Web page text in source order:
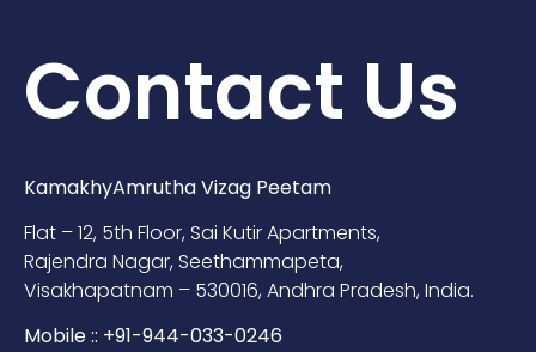
Contact Us
KamakhyAmrutha Vizag Peetam
Flat – 12, 5th Floor, Sai Kutir Apartments,
Rajendra Nagar, Seethammapeta,
Visakhapatnam – 530016, Andhra Pradesh, India.
Mobile :: +91-944-033-0246